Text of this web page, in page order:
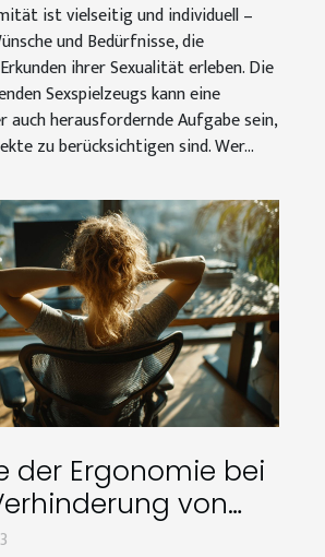
ist vielseitig und individuell –
und Bedürfnisse, die
ihrer Sexualität erleben. Die
Sexspielzeugs kann eine
auch herausfordernde Aufgabe sein,
zu berücksichtigen sind. Wer...
der Ergonomie bei
von